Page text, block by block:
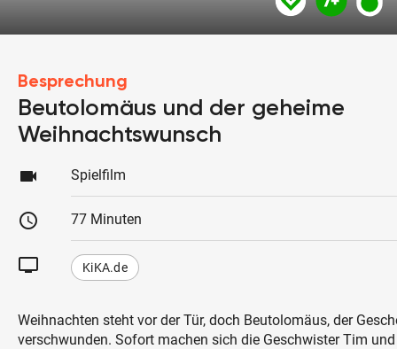
Besprechung
Beutolomäus und der geheime
Weihnachtswunsch
videocam Spielfilm
schedule 77 Minuten
tv KiKA.de
Weihnachten steht vor der Tür, doch Beutolomäus, der
verschwunden. Sofort machen sich die Geschwister Tim